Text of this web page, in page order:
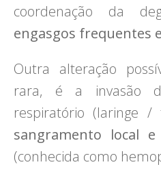
coordenação da
engasgos frequentes
Outra alteração
rara, é a invasão
respiratório (laringe /
sangramento local
(conhecida como